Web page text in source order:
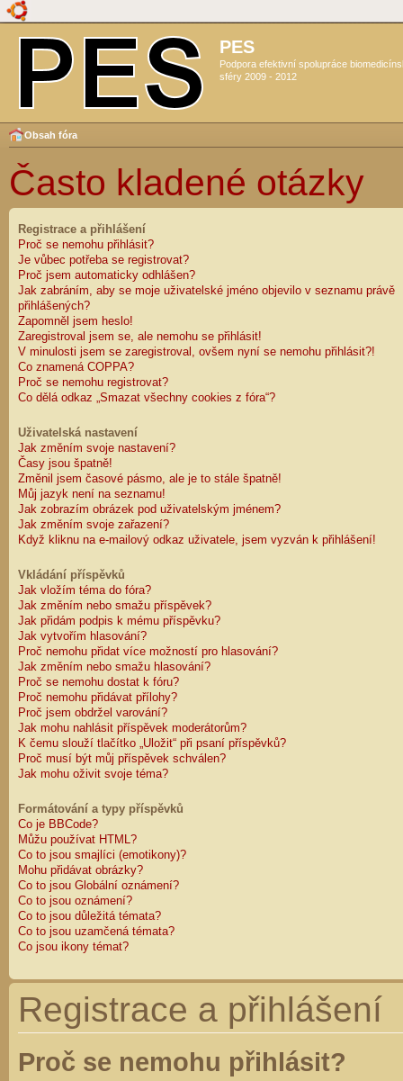
PES
Podpora efektivní spolupráce
sféry 2009 - 2012
Obsah fóra
Často kladené otázky
Registrace a přihlášení
Proč se nemohu přihlásit?
Je vůbec potřeba se registrovat?
Proč jsem automaticky odhlášen?
Jak zabráním, aby se moje uživatelské jméno objevilo v seznamu právě
přihlášených?
Zapomněl jsem heslo!
Zaregistroval jsem se, ale nemohu se přihlásit!
V minulosti jsem se zaregistroval, ovšem nyní se nemohu přihlásit?!
Co znamená COPPA?
Proč se nemohu registrovat?
Co dělá odkaz „Smazat všechny cookies z fóra“?
Uživatelská nastavení
Jak změním svoje nastavení?
Časy jsou špatně!
Změnil jsem časové pásmo, ale je to stále špatně!
Můj jazyk není na seznamu!
Jak zobrazím obrázek pod uživatelským jménem?
Jak změním svoje zařazení?
Když kliknu na e-mailový odkaz uživatele, jsem vyzván k přihlášení!
Vkládání příspěvků
Jak vložím téma do fóra?
Jak změním nebo smažu příspěvek?
Jak přidám podpis k mému příspěvku?
Jak vytvořím hlasování?
Proč nemohu přidat více možností pro hlasování?
Jak změním nebo smažu hlasování?
Proč se nemohu dostat k fóru?
Proč nemohu přidávat přílohy?
Proč jsem obdržel varování?
Jak mohu nahlásit příspěvek moderátorům?
K čemu slouží tlačítko „Uložit“ při psaní příspěvků?
Proč musí být můj příspěvek schválen?
Jak mohu oživit svoje téma?
Formátování a typy příspěvků
Co je BBCode?
Můžu používat HTML?
Co to jsou smajlíci (emotikony)?
Mohu přidávat obrázky?
Co to jsou Globální oznámení?
Co to jsou oznámení?
Co to jsou důležitá témata?
Co to jsou uzamčená témata?
Co jsou ikony témat?
Registrace a přihlášení
Proč se nemohu přihlásit?